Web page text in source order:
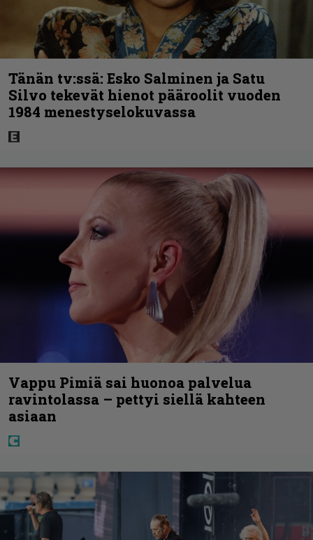
Tänän tv:ssä: Esko Salminen ja Satu
Silvo tekevät hienot pääroolit vuoden
1984 menestyselokuvassa
Vappu Pimiä sai huonoa palvelua
ravintolassa – pettyi siellä kahteen
asiaan